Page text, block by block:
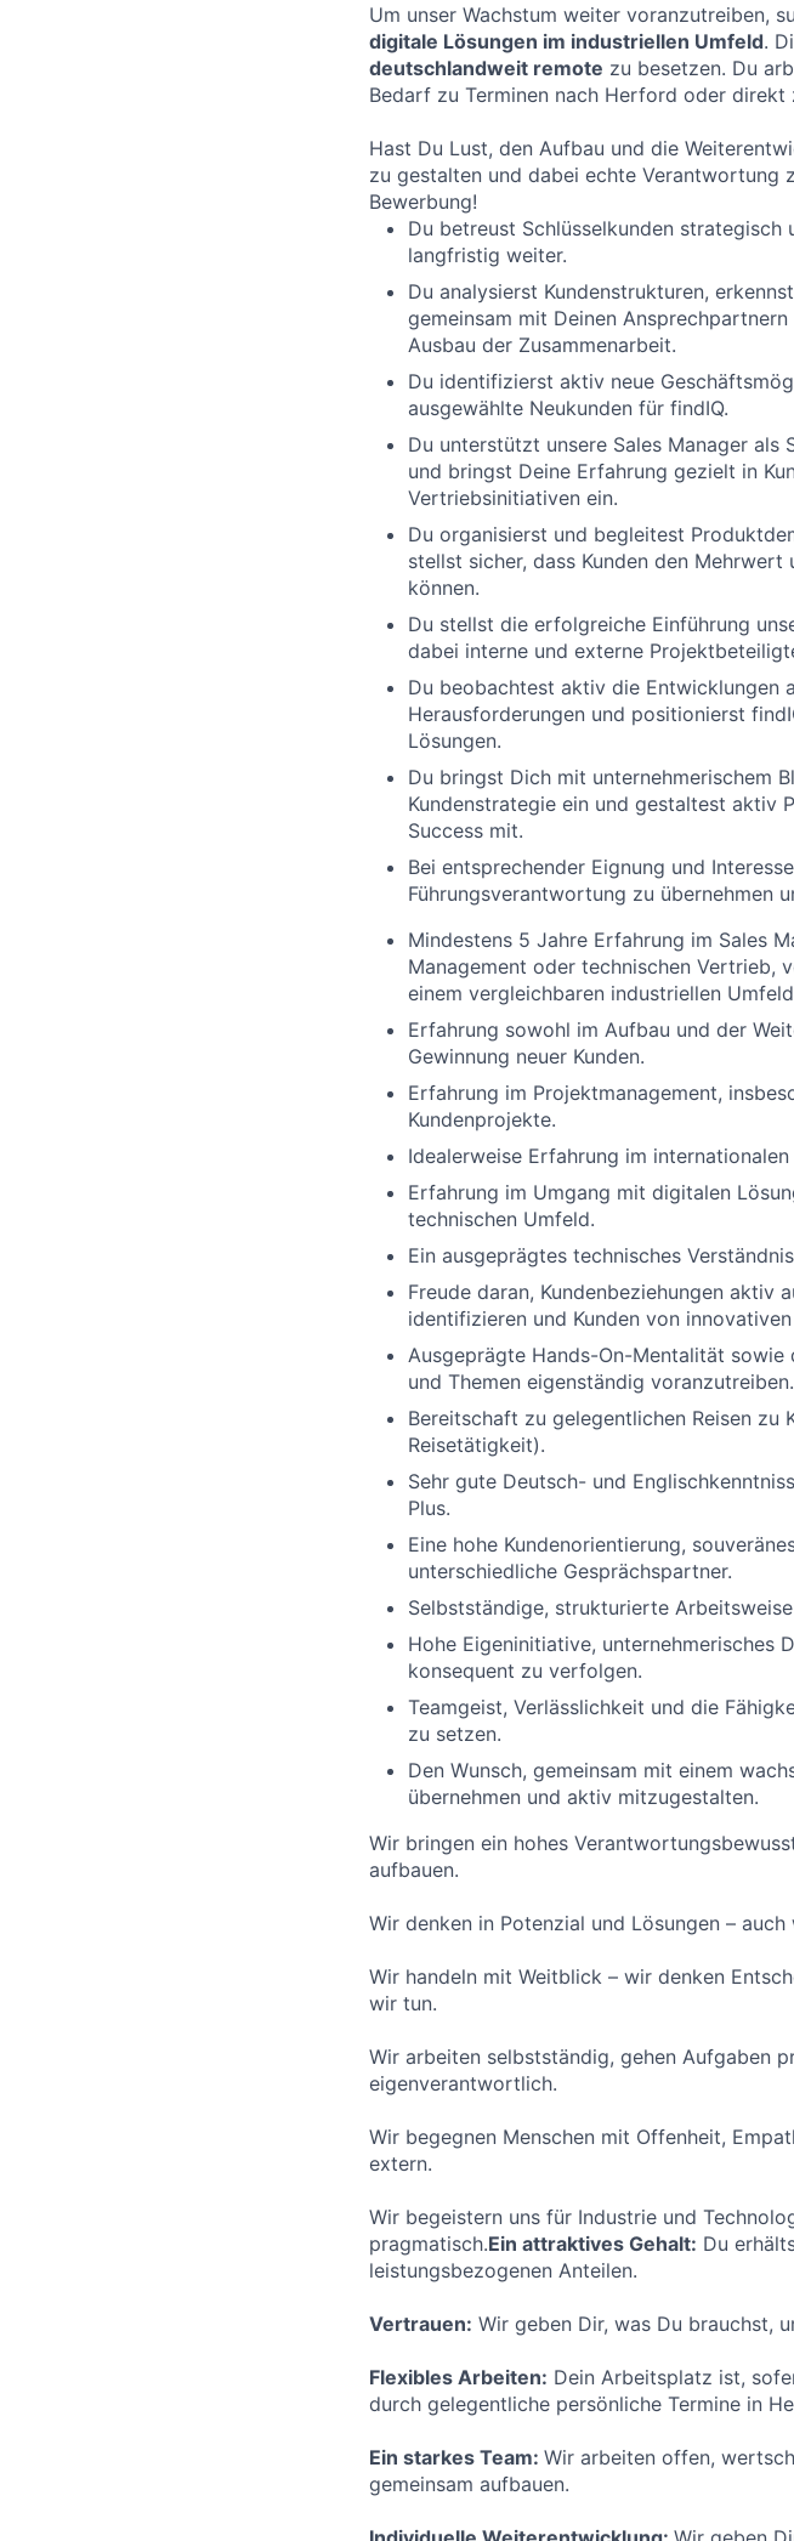
Um unser Wachstum weiter voranzutreiben,
digitale Lösungen im industriellen Umfeld.
deutschlandweit remote zu besetzen. Du
Bedarf zu Terminen nach Herford oder direkt
Hast Du Lust, den Aufbau und die
zu gestalten und dabei echte Verantwortung
Bewerbung!
Du betreust Schlüsselkunden
langfristig weiter.
Du analysierst Kundenstrukturen,
gemeinsam mit Deinen
Ausbau der Zusammenarbeit.
Du identifizierst aktiv neue
ausgewählte Neukunden für findIQ.
Du unterstützt unsere Sales Manager
und bringst Deine Erfahrung gezielt in
Vertriebsinitiativen ein.
Du organisierst und begleitest
stellst sicher, dass Kunden den
können.
Du stellst die erfolgreiche Einführung
dabei interne und externe
Du beobachtest aktiv die Entwicklungen
Herausforderungen und positionierst
Lösungen.
Du bringst Dich mit unternehmerischem
Kundenstrategie ein und gestaltest aktiv
Success mit.
Bei entsprechender Eignung und
Führungsverantwortung zu übernehmen
Mindestens 5 Jahre Erfahrung im Sales
Management oder technischen Vertrieb,
einem vergleichbaren industriellen
Erfahrung sowohl im Aufbau und der
Gewinnung neuer Kunden.
Erfahrung im Projektmanagement,
Kundenprojekte.
Idealerweise Erfahrung im internationalen
Erfahrung im Umgang mit digitalen
technischen Umfeld.
Ein ausgeprägtes technisches
Freude daran, Kundenbeziehungen aktiv
identifizieren und Kunden von
Ausgeprägte Hands-On-Mentalität
und Themen eigenständig voranzutreiben.
Bereitschaft zu gelegentlichen Reisen zu
Reisetätigkeit).
Sehr gute Deutsch- und
Plus.
Eine hohe Kundenorientierung,
unterschiedliche Gesprächspartner.
Selbstständige, strukturierte
Hohe Eigeninitiative, unternehmerisches
konsequent zu verfolgen.
Teamgeist, Verlässlichkeit und die
zu setzen.
Den Wunsch, gemeinsam mit einem
übernehmen und aktiv mitzugestalten.
Wir bringen ein hohes
aufbauen.
Wir denken in Potenzial und Lösungen –
Wir handeln mit Weitblick – wir denken
wir tun.
Wir arbeiten selbstständig, gehen Aufgaben
eigenverantwortlich.
Wir begegnen Menschen mit Offenheit,
extern.
Wir begeistern uns für Industrie und
pragmatisch.Ein attraktives Gehalt: Du
leistungsbezogenen Anteilen.
Vertrauen: Wir geben Dir, was Du brauchst,
Flexibles Arbeiten: Dein Arbeitsplatz ist,
durch gelegentliche persönliche Termine in
Ein starkes Team: Wir arbeiten offen,
gemeinsam aufbauen.